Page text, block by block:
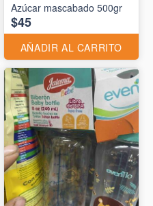
Azúcar mascabado 500gr
$45
AÑADIR AL CARRITO